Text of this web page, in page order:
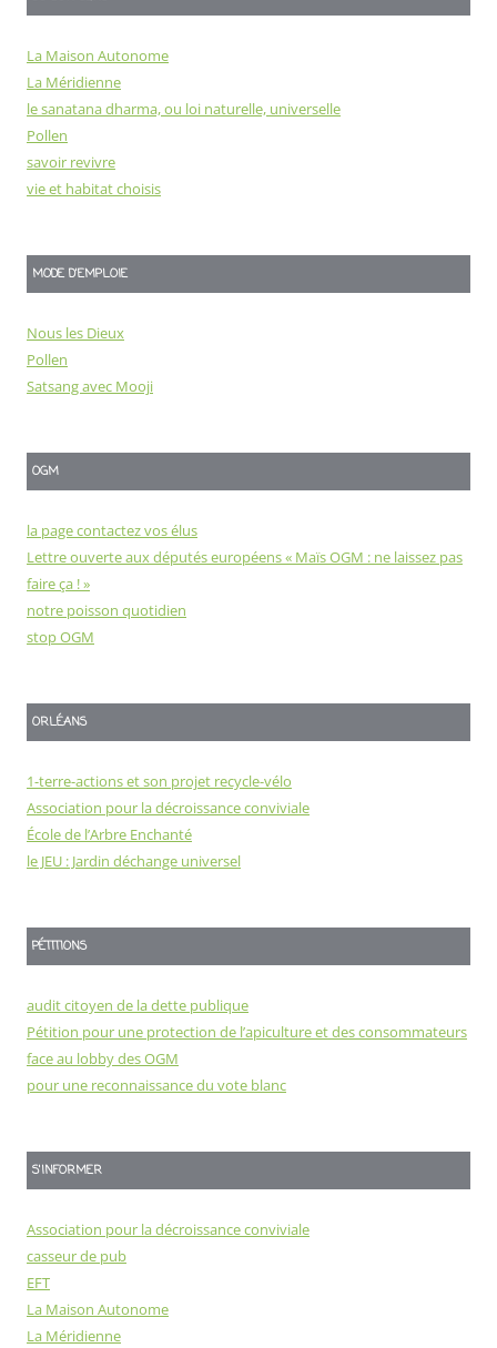
La Maison Autonome
La Méridienne
le sanatana dharma, ou loi naturelle, universelle
Pollen
savoir revivre
vie et habitat choisis
MODE D'EMPLOIE
Nous les Dieux
Pollen
Satsang avec Mooji
OGM
la page contactez vos élus
Lettre ouverte aux députés européens « Maïs OGM : ne laissez pas
faire ça ! »
notre poisson quotidien
stop OGM
ORLÉANS
1-terre-actions et son projet recycle-vélo
Association pour la décroissance conviviale
École de l’Arbre Enchanté
le JEU : Jardin déchange universel
PÉTITIONS
audit citoyen de la dette publique
Pétition pour une protection de l’apiculture et des consommateurs
face au lobby des OGM
pour une reconnaissance du vote blanc
S'INFORMER
Association pour la décroissance conviviale
casseur de pub
EFT
La Maison Autonome
La Méridienne